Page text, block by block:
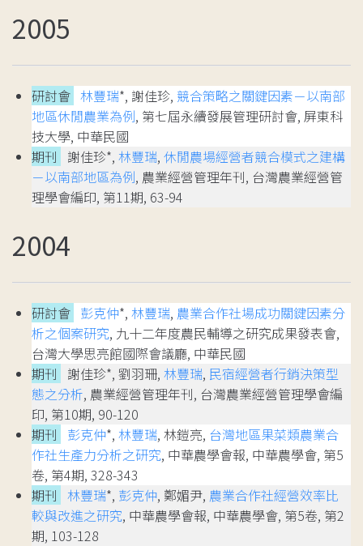
2005
研討會 林豐瑞*, 謝佳珍, 競合策略之關鍵因素－以南部
地區休閒農業為例, 第七屆永續發展管理研討會, 屏東科
技大學, 中華民國
期刊
謝佳珍*, 林豐瑞, 休閒農場經營者競合模式之建構
－以南部地區為例, 農業經營管理年刊, 台灣農業經營管
理學會編印, 第11期, 63-94
2004
研討會 彭克仲*, 林豐瑞, 農業合作社場成功關鍵因素分
析之個案研究, 九十二年度農民輔導之研究成果發表會,
台灣大學思亮館國際會議廳, 中華民國
期刊
謝佳珍*, 劉羽珊, 林豐瑞, 民宿經營者行銷決策型
態之分析, 農業經營管理年刊, 台灣農業經營管理學會編
印, 第10期, 90-120
期刊
彭克仲*, 林豐瑞, 林鎧亮, 台灣地區果菜類農業合
作社生產力分析之研究, 中華農學會報, 中華農學會, 第5
卷, 第4期, 328-343
期刊 林豐瑞*, 彭克仲, 鄭媚尹, 農業合作社經營效率比
較與改進之研究, 中華農學會報, 中華農學會, 第5卷, 第2
期, 103-128